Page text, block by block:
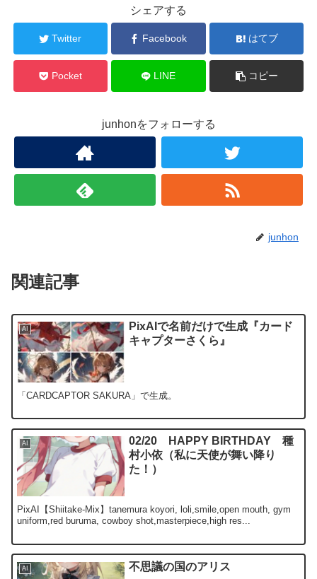
シェアする
Twitter Facebook はてブ
Pocket LINE コピー
junhonをフォローする
junhon
関連記事
AI
PixAIで名前だけで生成『カード
キャプターさくら』
「CARDCAPTOR SAKURA」で生成。
AI
02/20 HAPPY BIRTHDAY 種
村小依（私に天使が舞い降り
た！）
PixAI【Shiitake-Mix】tanemura koyori, loli,smile,open mouth, gym
uniform,red buruma, cowboy shot,masterpiece,high res...
AI 不思議の国のアリス